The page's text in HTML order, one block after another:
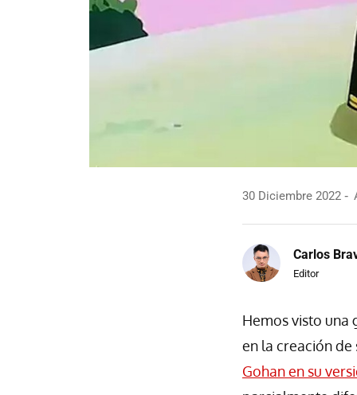
30 Diciembre 2022
Carlos
Editor
Hemos visto una
en la creación de
Gohan en su